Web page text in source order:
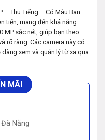
– Thu Tiếng – Có Màu Ban
tiến, mang đến khả năng
MP sắc nét, giúp bạn theo
rõ ràng. Các camera này có
xem và quản lý từ xa qua
MÃI
Nẵng